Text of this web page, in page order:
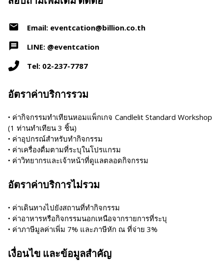
Email: eventcation@billion.co.th
LINE: @eventcation
Tel: 02-237-7787
อัตราค่าบริการรวม
• ค่ากิจกรรมทำเทียนหอมแพ็กเกจ Candlelit Standard Workshop
(1 ท่านทำเทียน 3 ชิ้น)
• ค่าอุปกรณ์สำหรับทำกิจกรรม
• ค่าเครื่องดื่มตามที่ระบุในโปรแกรม
• ค่าวิทยากรและเจ้าหน้าที่ดูแลตลอดกิจกรรม
อัตราค่าบริการไม่รวม
• ค่าเดินทางไปยังสถานที่ทำกิจกรรม
• ค่าอาหารหรือกิจกรรมนอกเหนือจากรายการที่ระบุ
• ค่าภาษีมูลค่าเพิ่ม 7% และภาษีหัก ณ ที่จ่าย 3%
เงื่อนไข และข้อมูลสำคัญ